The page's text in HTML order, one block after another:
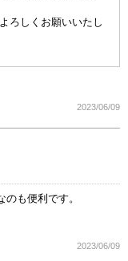
ろしくお願いいたし
2023/06/09
も便利です。
2023/06/09